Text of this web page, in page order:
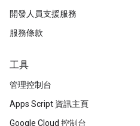
開發人員支援服務
服務條款
工具
管理控制台
Apps Script 資訊主頁
Google Cloud 控制台